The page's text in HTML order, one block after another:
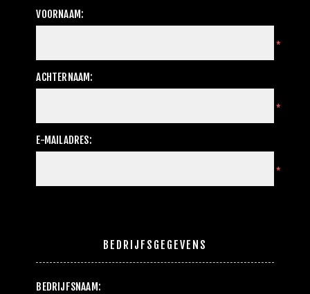
VOORNAAM:
*
ACHTERNAAM:
*
E-MAILADRES:
*
BEDRIJFSGEGEVENS
BEDRIJFSNAAM: